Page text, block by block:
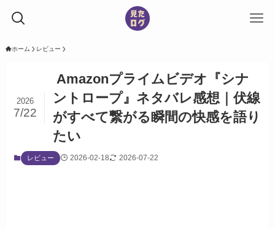
ホーム レビュー
Amazonプライムビデオ『シナ
ントロープ』ネタバレ感想｜伏線
がすべて繋がる瞬間の快感を語り
たい
2026
7/22
レビュー 2026-02-18 2026-07-22